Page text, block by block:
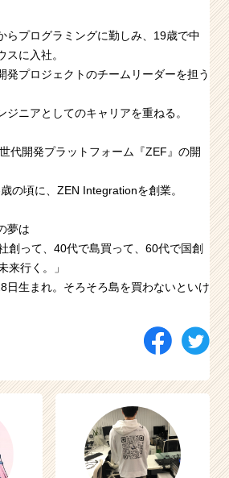
らプログラミングに勤しみ、19歳で中
スに入社。
発プロジェクトのチームリーダーを担う
ジニアとしてのキャリアを重ねる。
代開発プラットフォーム『ZEF』の開
の頃に、ZEN Integrationを創業。
夢は
創って、40代で島買って、60代で国創
来行く。」
日生まれ。そろそろ島を買わないといけ